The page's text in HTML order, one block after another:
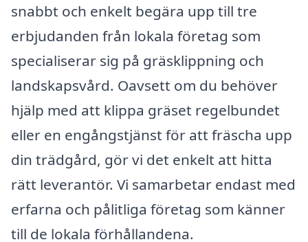
snabbt och enkelt begära upp till tre
erbjudanden från lokala företag som
specialiserar sig på gräsklippning och
landskapsvård. Oavsett om du behöver
hjälp med att klippa gräset regelbundet
eller en engångstjänst för att fräscha upp
din trädgård, gör vi det enkelt att hitta
rätt leverantör. Vi samarbetar endast med
erfarna och pålitliga företag som känner
till de lokala förhållandena.